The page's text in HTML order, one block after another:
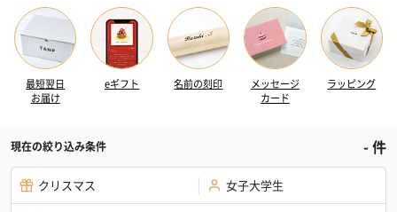
最短翌日
お届け
eギフト 名前の刻印
メッセージ
カード
ラッピング
現在の絞り込み条件 -件
クリスマス 女子大学生